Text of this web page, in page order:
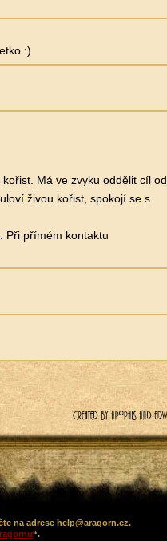
:)
Má ve zvyku oddělit cíl od
živou kořist, spokojí se s
Při přímém kontaktu
na adrese help@aragorn.cz.
“.